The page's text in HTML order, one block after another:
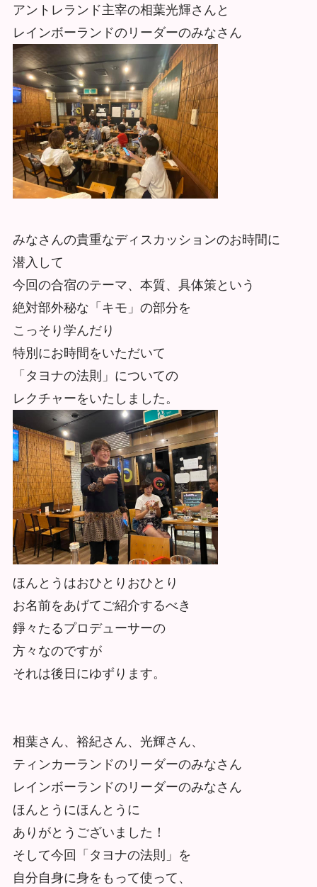
アントレランド主宰の相葉光輝さんと
レインボーランドのリーダーのみなさん
みなさんの貴重なディスカッションのお時間に
潜入して
今回の合宿のテーマ、本質、具体策という
絶対部外秘な「キモ」の部分を
こっそり学んだり
特別にお時間をいただいて
「タヨナの法則」についての
レクチャーをいたしました。
ほんとうはおひとりおひとり
お名前をあげてご紹介するべき
錚々たるプロデューサーの
方々なのですが
それは後日にゆずります。
相葉さん、裕紀さん、光輝さん、
ティンカーランドのリーダーのみなさん
レインボーランドのリーダーのみなさん
ほんとうにほんとうに
ありがとうございました！
そして今回「タヨナの法則」を
自分自身に身をもって使って、